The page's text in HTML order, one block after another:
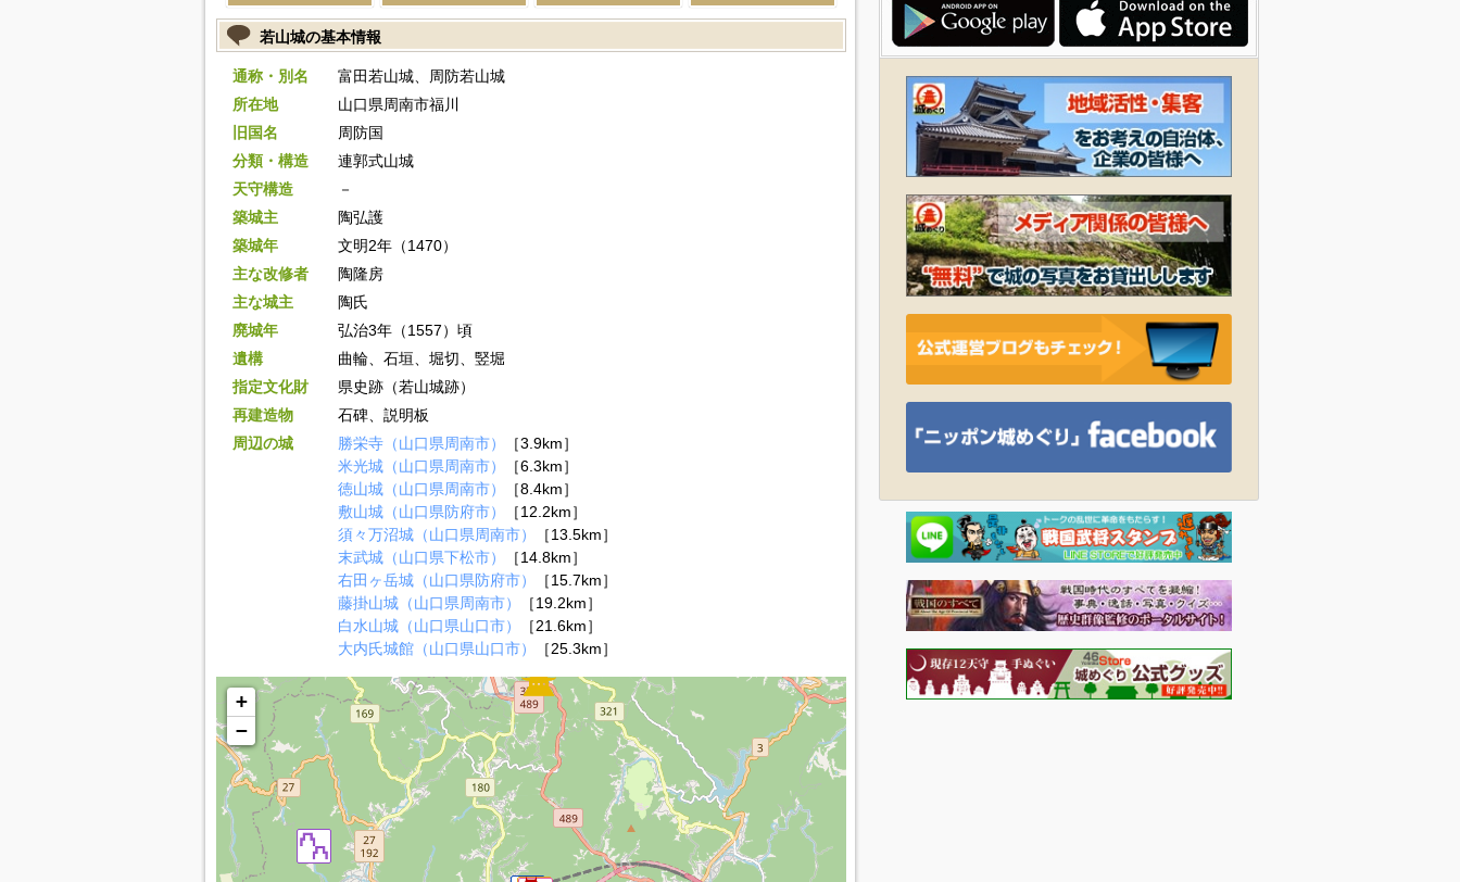
若山城の基本情報
通称・別名
富田若山城、周防若山城
所在地
山口県周南市福川
旧国名
周防国
分類・構造
連郭式山城
天守構造
－
築城主
陶弘護
築城年
文明2年（1470）
主な改修者
陶隆房
主な城主
陶氏
廃城年
弘治3年（1557）頃
遺構
曲輪、石垣、堀切、竪堀
指定文化財
県史跡（若山城跡）
再建造物
石碑、説明板
周辺の城
勝栄寺（山口県周南市）
［3.9km］
米光城（山口県周南市）
［6.3km］
徳山城（山口県周南市）
［8.4km］
敷山城（山口県防府市）
［12.2km］
須々万沼城（山口県周南市）
［13.5km］
末武城（山口県下松市）
［14.8km］
右田ヶ岳城（山口県防府市）
［15.7km］
藤掛山城（山口県周南市）
［19.2km］
白水山城（山口県山口市）
［21.6km］
大内氏城館（山口県山口市）
［25.3km］
+
−